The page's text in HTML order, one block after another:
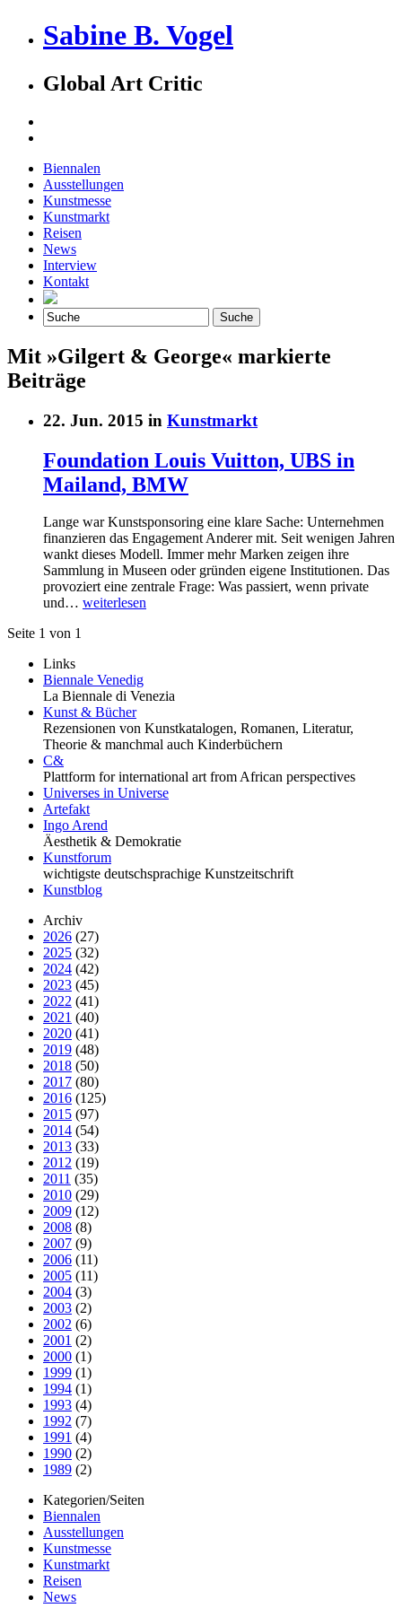
Sabine B. Vogel
Global Art Critic
Biennalen
Ausstellungen
Kunstmesse
Kunstmarkt
Reisen
News
Interview
Kontakt
Mit »Gilgert & George« markierte
Beiträge
22. Jun. 2015 in Kunstmarkt
Foundation Louis Vuitton, UBS in
Mailand, BMW
Lange war Kunstsponsoring eine klare Sache: Unternehmen
finanzieren das Engagement Anderer mit. Seit wenigen Jahren
wankt dieses Modell. Immer mehr Marken zeigen ihre
Sammlung in Museen oder gründen eigene Institutionen. Das
provoziert eine zentrale Frage: Was passiert, wenn private
und… weiterlesen
Seite 1 von 1
Links
Biennale Venedig
La Biennale di Venezia
Kunst & Bücher
Rezensionen von Kunstkatalogen, Romanen, Literatur,
Theorie & manchmal auch Kinderbüchern
C&
Plattform for international art from African perspectives
Universes in Universe
Artefakt
Ingo Arend
Äesthetik & Demokratie
Kunstforum
wichtigste deutschsprachige Kunstzeitschrift
Kunstblog
Archiv
2026 (27)
2025 (32)
2024 (42)
2023 (45)
2022 (41)
2021 (40)
2020 (41)
2019 (48)
2018 (50)
2017 (80)
2016 (125)
2015 (97)
2014 (54)
2013 (33)
2012 (19)
2011 (35)
2010 (29)
2009 (12)
2008 (8)
2007 (9)
2006 (11)
2005 (11)
2004 (3)
2003 (2)
2002 (6)
2001 (2)
2000 (1)
1999 (1)
1994 (1)
1993 (4)
1992 (7)
1991 (4)
1990 (2)
1989 (2)
Kategorien/Seiten
Biennalen
Ausstellungen
Kunstmesse
Kunstmarkt
Reisen
News